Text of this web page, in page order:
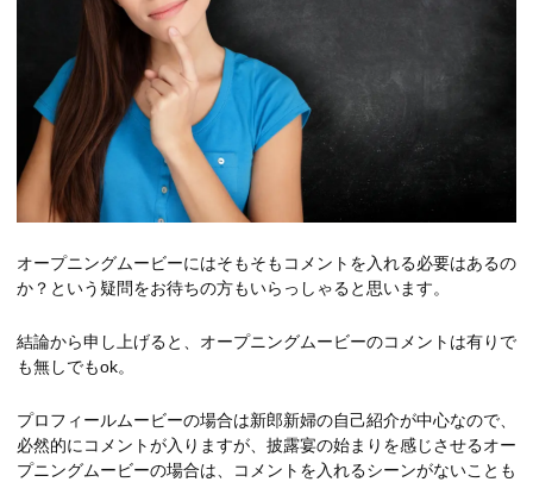
オープニングムービーにはそもそもコメントを入れる必要はあるの
か？という疑問をお待ちの方もいらっしゃると思います。
結論から申し上げると、オープニングムービーのコメントは有りで
も無しでもok。
プロフィールムービーの場合は新郎新婦の自己紹介が中心なので、
必然的にコメントが入りますが、披露宴の始まりを感じさせるオー
プニングムービーの場合は、コメントを入れるシーンがないことも